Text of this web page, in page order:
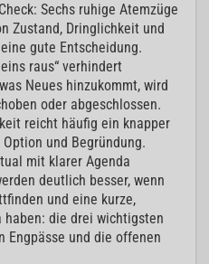
Sechs ruhige Atemzüge
Zustand, Dringlichkeit und
gute Entscheidung.
raus“ verhindert
Neues hinzukommt, wird
oder abgeschlossen.
reicht häufig ein knapper
und Begründung.
mit klarer Agenda
deutlich besser, wenn
und eine kurze,
haben: die drei wichtigsten
Engpässe und die offenen